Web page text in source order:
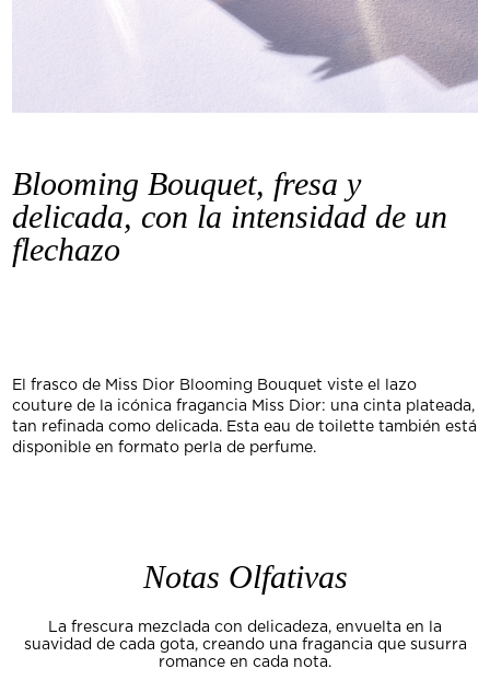
Blooming Bouquet, fresa y
delicada, con la intensidad de un
flechazo
El frasco de Miss Dior Blooming Bouquet viste el lazo
couture de la icónica fragancia Miss Dior: una cinta plateada,
tan refinada como delicada. Esta eau de toilette también está
disponible en formato perla de perfume.
Notas Olfativas
La frescura mezclada con delicadeza, envuelta en la
suavidad de cada gota, creando una fragancia que susurra
romance en cada nota.